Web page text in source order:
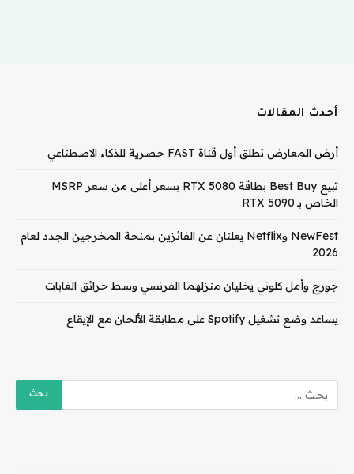
أحدث المقالات
أرض المعارض تطلق أول قناة FAST حصرية للذكاء الاصطناعي
تبيع Best Buy بطاقة RTX 5080 بسعر أعلى من سعر MSRP
الخاص بـ RTX 5090
NewFest وNetflix يعلنان عن الفائزين بمنحة المخرجين الجدد لعام
2026
جورج وأمل كلوني يخليان منزلهما الفرنسي وسط حرائق الغابات
يساعد وضع تشغيل Spotify على مطابقة الألحان مع الإيقاع